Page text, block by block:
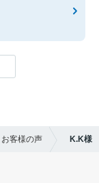
お客様の声 K.K様